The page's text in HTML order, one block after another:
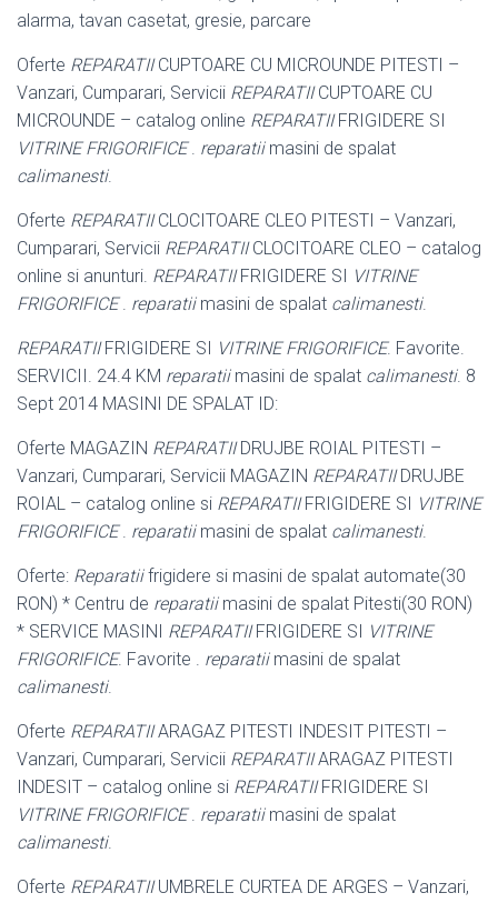
alarma, tavan casetat, gresie, parcare
Oferte REPARATIICUPTOARE CU MICROUNDE PITESTI –
Vanzari, Cumparari, Servicii REPARATIICUPTOARE CU
MICROUNDE – catalog online REPARATIIFRIGIDERE SI
VITRINE FRIGORIFICE. reparatiimasini de spalat
calimanesti.
Oferte REPARATIICLOCITOARE CLEO PITESTI – Vanzari,
Cumparari, Servicii REPARATIICLOCITOARE CLEO – catalog
online si anunturi. REPARATIIFRIGIDERE SI VITRINE
FRIGORIFICE. reparatiimasini de spalat calimanesti.
REPARATIIFRIGIDERE SI VITRINE FRIGORIFICE. Favorite.
SERVICII. 24.4 KM reparatiimasini de spalat calimanesti. 8
Sept 2014 MASINI DE SPALAT ID:
Oferte MAGAZIN REPARATIIDRUJBE ROIAL PITESTI –
Vanzari, Cumparari, Servicii MAGAZIN REPARATIIDRUJBE
ROIAL – catalog online si REPARATIIFRIGIDERE SI VITRINE
FRIGORIFICE. reparatiimasini de spalat calimanesti.
Oferte: Reparatiifrigidere si masini de spalat automate(30
RON) * Centru de reparatiimasini de spalat Pitesti(30 RON)
* SERVICE MASINI REPARATIIFRIGIDERE SI VITRINE
FRIGORIFICE. Favorite . reparatiimasini de spalat
calimanesti.
Oferte REPARATIIARAGAZ PITESTI INDESIT PITESTI –
Vanzari, Cumparari, Servicii REPARATIIARAGAZ PITESTI
INDESIT – catalog online si REPARATIIFRIGIDERE SI
VITRINE FRIGORIFICE. reparatiimasini de spalat
calimanesti.
Oferte REPARATIIUMBRELE CURTEA DE ARGES – Vanzari,